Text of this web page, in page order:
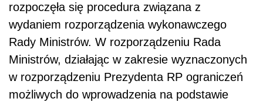
rozpoczęła się procedura związana z
wydaniem rozporządzenia wykonawczego
Rady Ministrów. W rozporządzeniu Rada
Ministrów, działając w zakresie wyznaczonych
w rozporządzeniu Prezydenta RP ograniczeń
możliwych do wprowadzenia na podstawie